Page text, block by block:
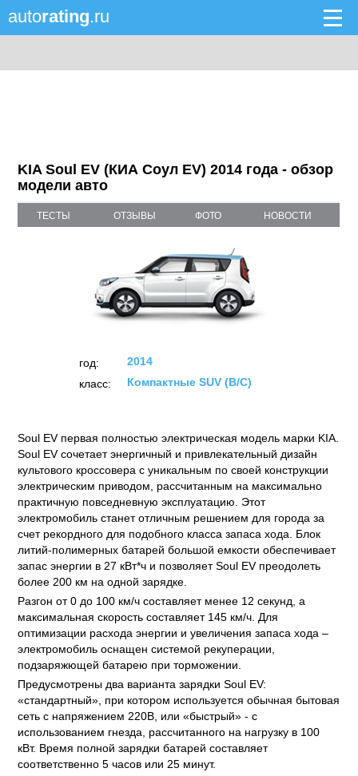
autorating.ru
KIA Soul EV (КИА Соул EV) 2014 года - обзор
модели авто
ТЕСТЫ ОТЗЫВЫ ФОТО НОВОСТИ
год:
2014
класс:
Компактные SUV (B/C)
Soul EV первая полностью электрическая модель марки KIA.
Soul EV сочетает энергичный и привлекательный дизайн
культового кроссовера с уникальным по своей конструкции
электрическим приводом, рассчитанным на максимально
практичную повседневную эксплуатацию. Этот
электромобиль станет отличным решением для города за
счет рекордного для подобного класса запаса хода. Блок
литий-полимерных батарей большой емкости обеспечивает
запас энергии в 27 кВт*ч и позволяет Soul EV преодолеть
более 200 км на одной зарядке.
Разгон от 0 до 100 км/ч составляет менее 12 секунд, а
максимальная скорость составляет 145 км/ч. Для
оптимизации расхода энергии и увеличения запаса хода –
электромобиль оснащен системой рекуперации,
подзаряжющей батарею при торможении.
Предусмотрены два варианта зарядки Soul EV:
«стандартный», при котором используется обычная бытовая
сеть с напряжением 220В, или «быстрый» - с
использованием гнезда, рассчитанного на нагрузку в 100
кВт. Время полной зарядки батарей составляет
соответственно 5 часов или 25 минут.